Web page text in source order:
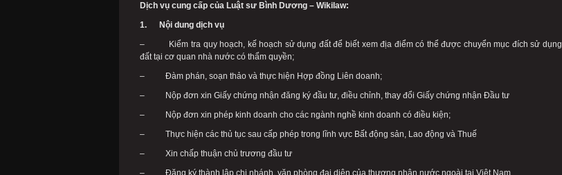
Dịch vụ cung cấp của Luật sư Bình Dương – Wikilaw:
1. Nội dung dịch vụ
– Kiểm tra quy hoạch, kế hoạch sử dụng đất để biết xem địa điểm có thể được chuyển mục đích sử dụng
đất tại cơ quan nhà nước có thẩm quyền;
– Đàm phán, soạn thảo và thực hiện Hợp đồng Liên doanh;
– Nộp đơn xin Giấy chứng nhận đăng ký đầu tư, điều chỉnh, thay đổi Giấy chứng nhận Đầu tư
– Nộp đơn xin phép kinh doanh cho các ngành nghề kinh doanh có điều kiện;
– Thực hiện các thủ tục sau cấp phép trong lĩnh vực Bất động sản, Lao động và Thuế
– Xin chấp thuận chủ trương đầu tư
– Đăng ký thành lập chi nhánh, văn phòng đại diện của thương nhân nước ngoài tại Việt Nam